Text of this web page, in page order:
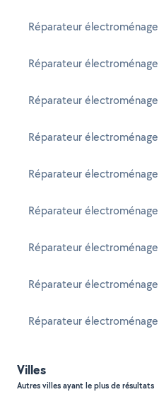
Réparateur
Réparateur
Réparateur
Réparateur
Réparateur
Réparateur
Réparateur
Réparateur
Réparateur
Villes
Autres villes ayant le plus de résultats